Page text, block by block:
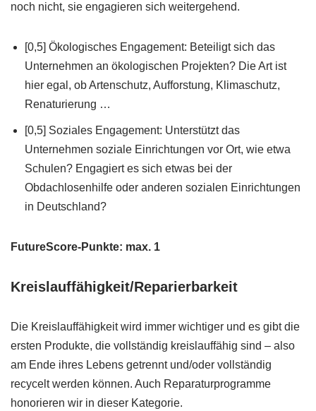
noch nicht, sie engagieren sich weitergehend.
[0,5] Ökologisches Engagement: Beteiligt sich das
Unternehmen an ökologischen Projekten? Die Art ist
hier egal, ob Artenschutz, Aufforstung, Klimaschutz,
Renaturierung …
[0,5] Soziales Engagement: Unterstützt das
Unternehmen soziale Einrichtungen vor Ort, wie etwa
Schulen? Engagiert es sich etwas bei der
Obdachlosenhilfe oder anderen sozialen Einrichtungen
in Deutschland?
FutureScore-Punkte: max. 1
Kreislauffähigkeit/Reparierbarkeit
Die Kreislauffähigkeit wird immer wichtiger und es gibt die
ersten Produkte, die vollständig kreislauffähig sind – also
am Ende ihres Lebens getrennt und/oder vollständig
recycelt werden können. Auch Reparaturprogramme
honorieren wir in dieser Kategorie.